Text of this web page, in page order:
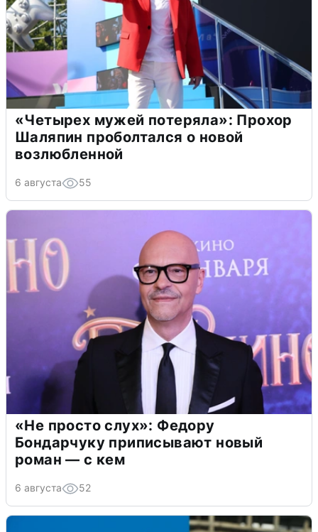
«Четырех мужей потеряла»: Прохор
Шаляпин проболтался о новой
возлюбленной
6 августа 55
«Не просто слух»: Федору
Бондарчуку приписывают новый
роман — с кем
6 августа 52